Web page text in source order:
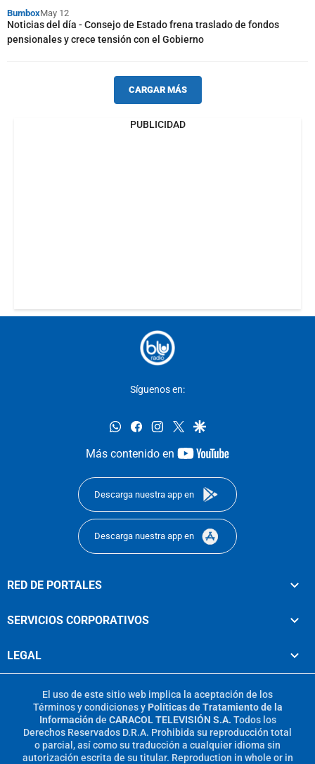
BumboxMay 12
Noticias del día - Consejo de Estado frena traslado de fondos
pensionales y crece tensión con el Gobierno
CARGAR MÁS
PUBLICIDAD
Síguenos en:
whatsappfacebookinstagram
twittergoogle
Más contenido en
youtube-
Descarga nuestra app en
Descarga nuestra app en
RED DE PORTALES
SERVICIOS CORPORATIVOS
LEGAL
El uso de este sitio web implica la aceptación de los
Términos y condicionesy Políticas de Tratamiento de la
Información de CARACOL TELEVISIÓN S.A. Todos los
Derechos Reservados D.R.A. Prohibida su reproducción total
o parcial, así como su traducción a cualquier idioma sin
autorización escrita de su titular. Reproduction in whole or in